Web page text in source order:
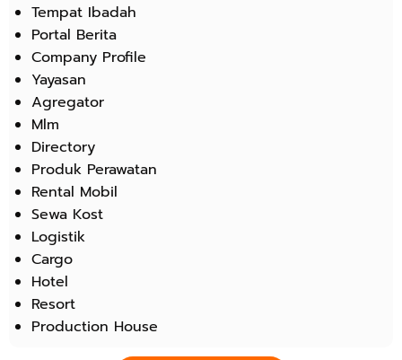
Tempat Ibadah
Portal Berita
Company Profile
Yayasan
Agregator
Mlm
Directory
Produk Perawatan
Rental Mobil
Sewa Kost
Logistik
Cargo
Hotel
Resort
Production House